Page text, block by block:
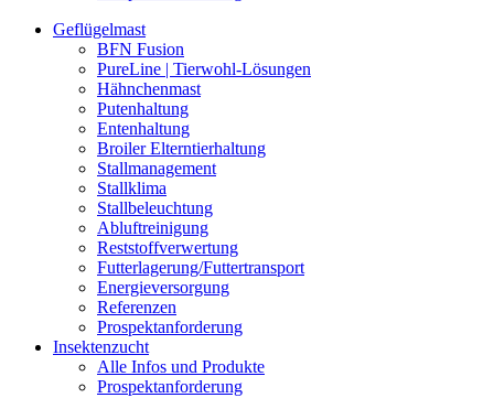
Geflügelmast
BFN Fusion
PureLine | Tierwohl-Lösungen
Hähnchenmast
Putenhaltung
Entenhaltung
Broiler Elterntierhaltung
Stallmanagement
Stallklima
Stallbeleuchtung
Abluftreinigung
Reststoffverwertung
Futterlagerung/Futtertransport
Energieversorgung
Referenzen
Prospektanforderung
Insektenzucht
Alle Infos und Produkte
Prospektanforderung